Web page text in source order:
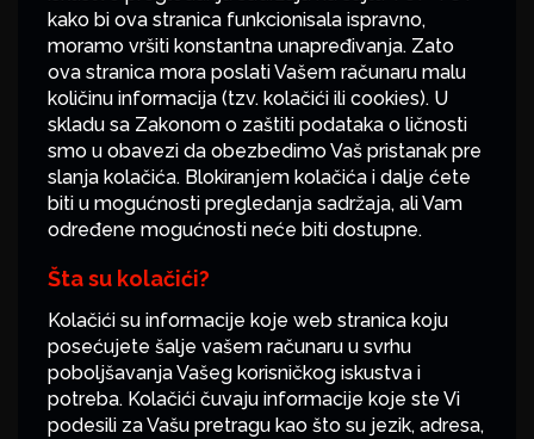
kako bi ova stranica funkcionisala ispravno,
moramo vršiti konstantna unapređivanja. Zato
ova stranica mora poslati Vašem računaru malu
količinu informacija (tzv. kolačići ili cookies). U
skladu sa Zakonom o zaštiti podataka o ličnosti
smo u obavezi da obezbedimo Vaš pristanak pre
slanja kolačića. Blokiranjem kolačića i dalje ćete
biti u mogućnosti pregledanja sadržaja, ali Vam
određene mogućnosti neće biti dostupne.
Šta su kolačići?
Kolačići su informacije koje web stranica koju
posećujete šalje vašem računaru u svrhu
poboljšavanja Vašeg korisničkog iskustva i
potreba. Kolačići čuvaju informacije koje ste Vi
podesili za Vašu pretragu kao što su jezik, adresa,